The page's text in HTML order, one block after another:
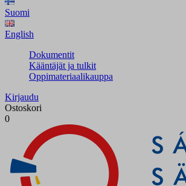
Suomi
English
Dokumentit
Kääntäjät ja tulkit
Oppimateriaalikauppa
Kirjaudu
Ostoskori
0